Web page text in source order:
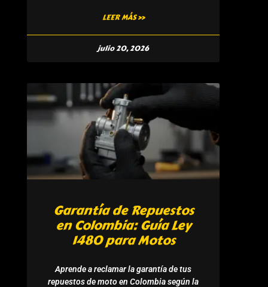
LEER MÁS »
julio 20, 2026
Garantía de Repuestos
en Colombia: Guía Ley
1480 para Motos
Aprende a reclamar la garantía de tus
repuestos de moto en Colombia según la